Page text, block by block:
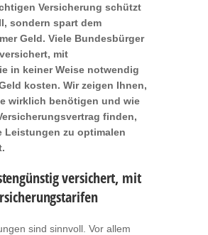
Versicherung schützt
sondern spart dem
Geld. Viele Bundesbürger
mit
in keiner Weise notwendig
kosten. Wir zeigen Ihnen,
wirklich benötigen und wie
finden,
Leistungen zu optimalen
versichert, mit
sind sinnvoll. Vor allem